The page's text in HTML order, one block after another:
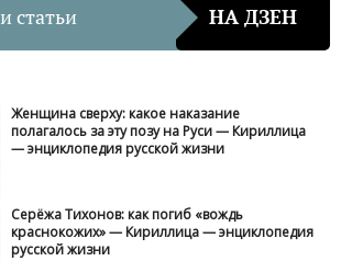
статьи НА ДЗЕН
Женщина сверху: какое наказание
полагалось за эту позу на Руси — Кириллица
— энциклопедия русской жизни
Серёжа Тихонов: как погиб «вождь
краснокожих» — Кириллица — энциклопедия
русской жизни